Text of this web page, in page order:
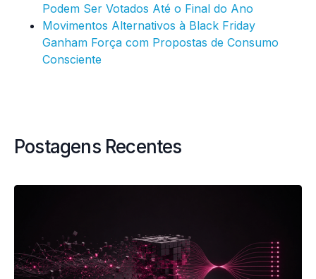
Podem Ser Votados Até o Final do Ano
Movimentos Alternativos à Black Friday
Ganham Força com Propostas de Consumo
Consciente
Postagens Recentes